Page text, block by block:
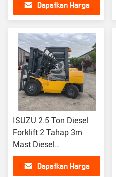
Dapatkan Harga
ISUZU 2.5 Ton Diesel
Forklift 2 Tahap 3m
Mast Diesel
counterbalance
Dapatkan Harga